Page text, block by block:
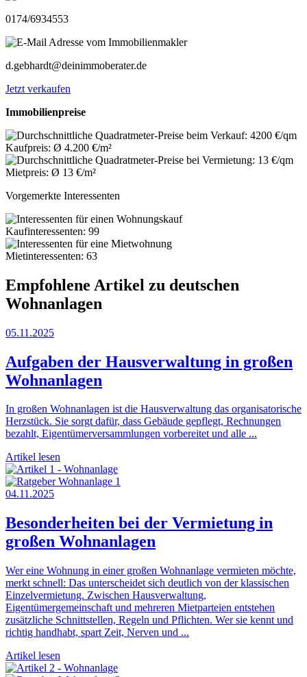
0174/6934553
d.gebhardt@deinimmoberater.de
Jetzt verkaufen
Immobilienpreise
Kaufpreis: Ø 4.200 €/m²
Mietpreis: Ø 13 €/m²
Vorgemerkte Interessenten
Kaufinteressenten: 99
Mietinteressenten: 63
Empfohlene Artikel zu deutschen
Wohnanlagen
05.11.2025
Aufgaben der Hausverwaltung in großen
Wohnanlagen
In großen Wohnanlagen ist die Hausverwaltung das organisatorische
Herzstück. Sie sorgt dafür, dass Gebäude gepflegt, Rechnungen
bezahlt, Eigentümerversammlungen vorbereitet und alle ...
Artikel lesen
04.11.2025
Besonderheiten bei der Vermietung in
großen Wohnanlagen
Wer eine Wohnung in einer großen Wohnanlage vermieten möchte,
merkt schnell: Das unterscheidet sich deutlich von der klassischen
Einzelvermietung. Zwischen Hausverwaltung,
Eigentümergemeinschaft und mehreren Mietparteien entstehen
zusätzliche Schnittstellen, Regeln und Pflichten. Wer sie kennt und
richtig handhabt, spart Zeit, Nerven und ...
Artikel lesen